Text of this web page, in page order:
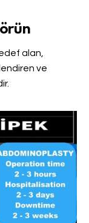
alan,
ve